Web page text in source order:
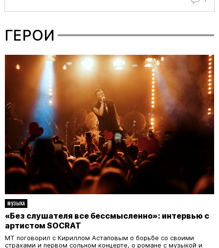
ГЕРОИ
МУЗЫКА
«Без слушателя все бессмысленно»: интервью с
артистом SOCRAT
МТ поговорил с Кириллом Астаповым о борьбе со своими
страхами и первом сольном концерте, о романе с музыкой и